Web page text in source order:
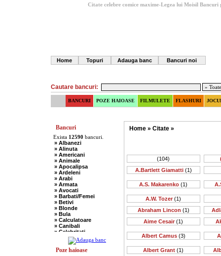
Citate celebre comice maxime-Legea lui Moisil Bancuri
Home Topuri Adauga banc Bancuri noi
Cautare bancuri:
BANCURI POZE HAIOASE FILMULETE FLASHURI
Bancuri
Exista 12590 bancuri.
» Albanezi
» Alinuta
» Americani
» Animale
» Apocalipsa
» Ardeleni
» Arabi
» Armata
» Avocati
» Barbati/Femei
» Betivi
» Blonde
» Bula
» Calculatoare
» Canibali
» Celebritati
» Chelneri
» Chuck Norris
» Ciobani
Poze haioase
Home» Citate»
(104)
A.Bartlett Giamatti(1)
A.S. Makarenko (1)
A.W. Tozer (1)
Abraham Lincon (1)
Aime Cesair (1)
Albert Camus(3)
Albert Grant (1)